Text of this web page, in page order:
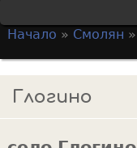
e
r
c
h
с
и
o
u
Начало » Смолян »
Глогино